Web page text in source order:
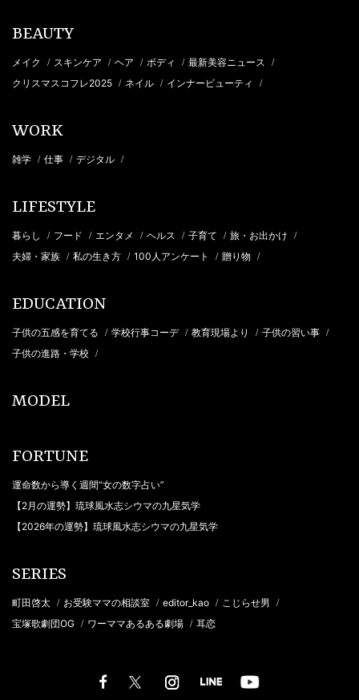
BEAUTY
メイク / スキンケア / ヘア / ボディ / 最新美容ニュース /
クリスマスコフレ2025 / ネイル / インナービューティ /
WORK
雑学 / 仕事 / デジタル /
LIFESTYLE
暮らし / フード / エンタメ / ヘルス / 子育て / 旅・お出かけ /
夫婦・家族 / 私の生き方 / 100人アンケート / 贈り物 /
EDUCATION
子供の五感を育てる / 学校行事コーデ / 教育現場より / 子供の習い事 /
子供の進路・学校 /
MODEL
FORTUNE
運命数から導く週間“女の数字占い”
【2月の運勢】琉球風水志シウマの九星気学
【2026年の運勢】琉球風水志シウマの九星気学
SERIES
町田啓太 / お受験ママの相談室 / editor_kao / こじらせ男 /
宝塚歌劇団OG / ワーママあるある劇場 / 耳恋